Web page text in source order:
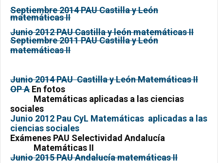
Septiembre 2014 PAU Castilla y León
matemáticas II
Junio 2012 PAU Castilla y león matemáticas II
Septiembre 2011 PAU Castilla y León
matemáticas II
Junio 2014 PAU Castilla y León Matemáticas II
OP A En fotos
Matemáticas aplicadas a las ciencias
sociales
Junio 2012 Pau CyL Matemáticas aplicadas a las
ciencias sociales
Exámenes PAU Selectividad Andalucía
Matemáticas II
Junio 2015 PAU Andalucía matemáticas II